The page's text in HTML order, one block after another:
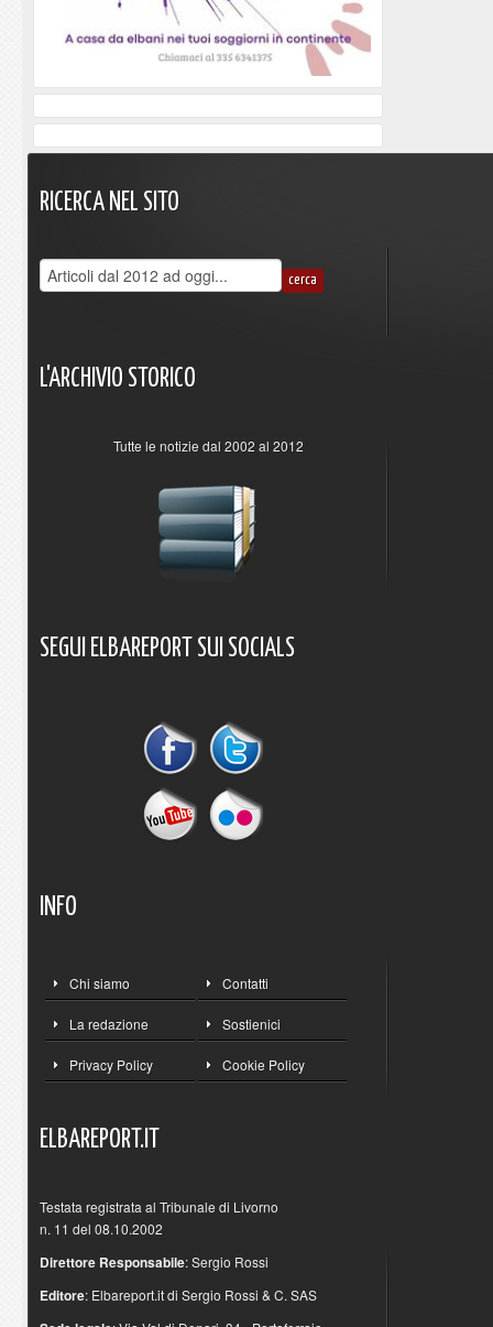
RICERCA NEL SITO
L'ARCHIVIO STORICO
Tutte le notizie dal 2002 al 2012
SEGUI ELBAREPORT SUI SOCIALS
INFO
Chi siamo Contatti
La redazione Sostienici
Privacy Policy Cookie Policy
ELBAREPORT.IT
Testata registrata al Tribunale di Livorno
n. 11 del 08.10.2002
Direttore Responsabile: Sergio Rossi
Editore: Elbareport.it di Sergio Rossi & C. SAS